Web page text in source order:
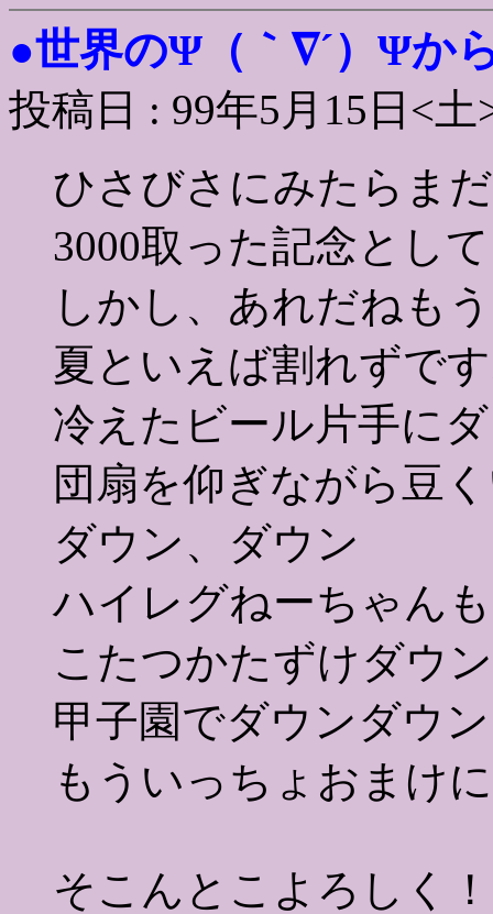
●世界のΨ（｀∇´）Ψか
投稿日 : 99年5月15日<土
ひさびさにみたらま
3000取った記念とし
しかし、あれだねも
夏といえば割れずで
冷えたビール片手に
団扇を仰ぎながら豆
ダウン、ダウン
ハイレグねーちゃん
こたつかたずけダウ
甲子園でダウンダウン
もういっちょおまけ
そこんとこよろしく！